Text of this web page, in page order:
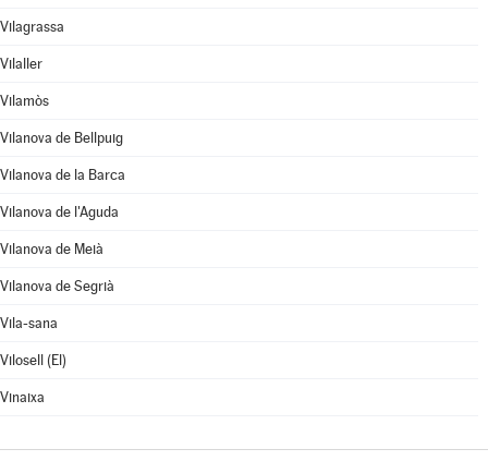
Vilagrassa
Vilaller
Vilamòs
Vilanova de Bellpuig
Vilanova de la Barca
Vilanova de l'Aguda
Vilanova de Meià
Vilanova de Segrià
Vila-sana
Vilosell (El)
Vinaixa